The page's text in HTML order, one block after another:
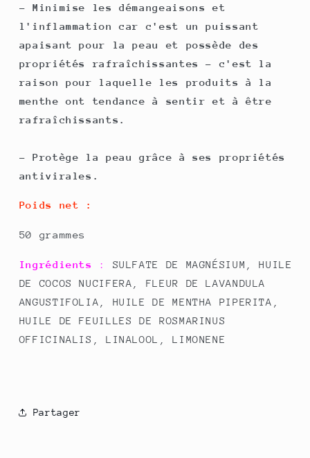
- Minimise les démangeaisons et
l'inflammation car c'est un puissant
apaisant pour la peau et possède des
propriétés rafraîchissantes - c'est la
raison pour laquelle les produits à la
menthe ont tendance à sentir et à être
rafraîchissants.
- Protège la peau grâce à ses propriétés
antivirales.
Poids net :
50 grammes
Ingrédients :
SULFATE DE MAGNÉSIUM, HUILE
DE COCOS NUCIFERA, FLEUR DE LAVANDULA
ANGUSTIFOLIA, HUILE DE MENTHA PIPERITA,
HUILE DE FEUILLES DE ROSMARINUS
OFFICINALIS, LINALOOL, LIMONENE
Partager